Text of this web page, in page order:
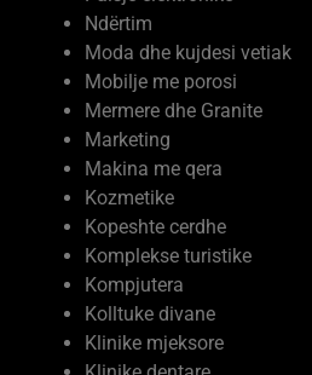
Mobilje me porosi
Mermere dhe Granite
Marketing
Makina me qera
Kozmetike
Kopeshte cerdhe
Komplekse turistike
Kompjutera
Kolltuke divane
Klinike mjeksore
Klinike dentare
Industria
Industri ushqimmore